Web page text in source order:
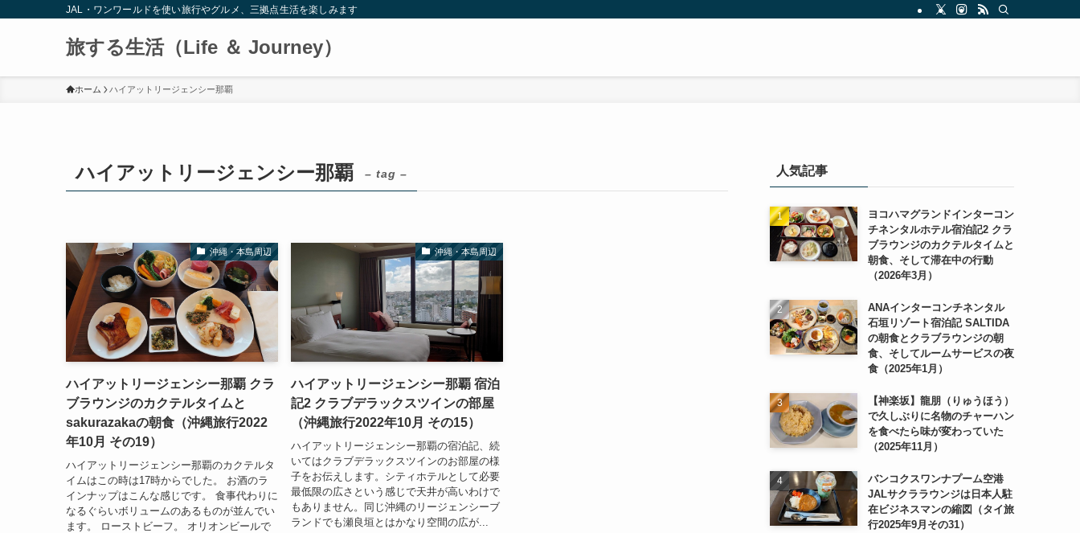
JAL・ワンワールドを使い旅行やグルメ、三拠点生活を楽しみます
旅する生活（Life ＆ Journey）
ホーム ハイアットリージェンシー那覇
ハイアットリージェンシー那覇 – tag –
沖縄・本島周辺
ハイアットリージェンシー那覇 クラ
ブラウンジのカクテルタイムと
sakurazakaの朝食（沖縄旅行2022
年10月 その19）
ハイアットリージェンシー那覇のカクテルタ
イムはこの時は17時からでした。 お酒のラ
インナップはこんな感じです。 食事代わりに
なるぐらいボリュームのあるものが並んでい
ます。 ローストビーフ。 オリオンビールで
沖縄・本島周辺
ハイアットリージェンシー那覇 宿泊
記2 クラブデラックスツインの部屋
（沖縄旅行2022年10月 その15）
ハイアットリージェンシー那覇の宿泊記、続
いてはクラブデラックスツインのお部屋の様
子をお伝えします。シティホテルとして必要
最低限の広さという感じで天井が高いわけで
もありません。同じ沖縄のリージェンシーブ
ランドでも瀬良垣とはかなり空間の広が...
人気記事
ヨコハマグランドインターコン
チネンタルホテル宿泊記2 クラ
ブラウンジのカクテルタイムと
朝食、そして滞在中の行動
（2026年3月）
ANAインターコンチネンタル
石垣リゾート宿泊記 SALTIDA
の朝食とクラブラウンジの朝
食、そしてルームサービスの夜
食（2025年1月）
【神楽坂】龍朋（りゅうほう）
で久しぶりに名物のチャーハン
を食べたら味が変わっていた
（2025年11月）
バンコクスワンナプーム空港
JALサクララウンジは日本人駐
在ビジネスマンの縮図（タイ旅
行2025年9月その31）